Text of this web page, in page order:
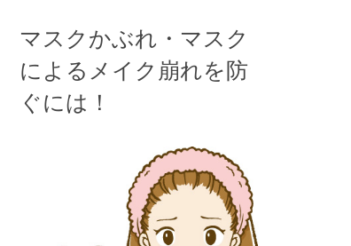
マスクかぶれ・マスク
によるメイク崩れを防
ぐには！